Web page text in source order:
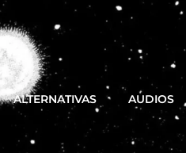
ALTERNATIVAS AUDIOS